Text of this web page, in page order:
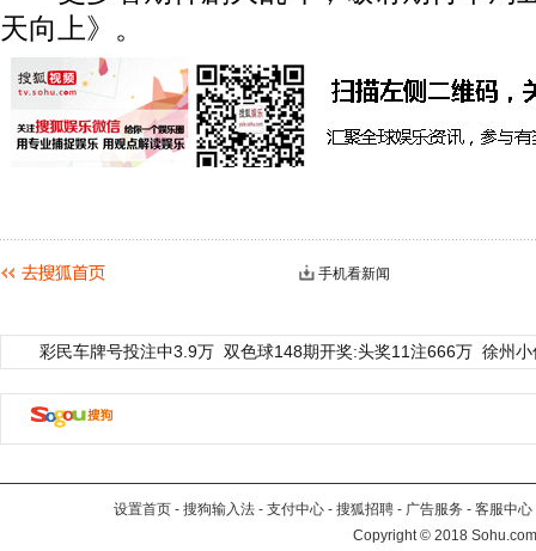
天向上》。
手机看新闻
彩民车牌号投注中3.9万 双色球148期开奖:头奖11注666万 徐州
设置首页 - 搜狗输入法 - 支付中心 - 搜狐招聘 - 广告服务 - 客服中心
Copyright©2018